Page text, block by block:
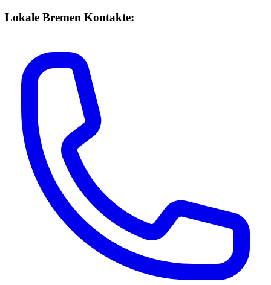
Lokale Bremen Kontakte: